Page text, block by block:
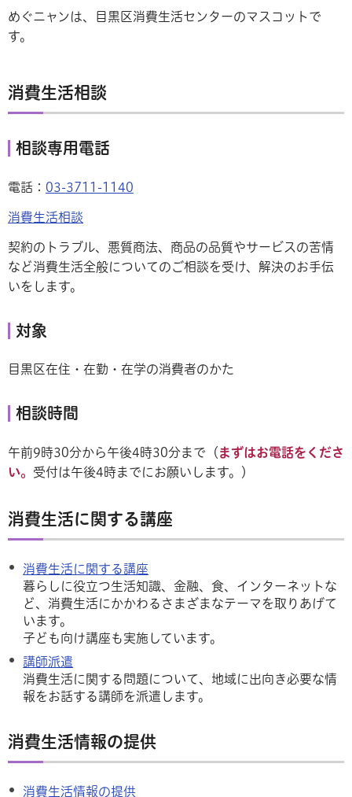
めぐニャンは、目黒区消費生活センターのマスコットで
す。
消費生活相談
相談専用電話
電話： 03-3711-1140
消費生活相談
契約のトラブル、悪質商法、商品の品質やサービスの苦情
など消費生活全般についてのご相談を受け、解決のお手伝
いをします。
対象
目黒区在住・在勤・在学の消費者のかた
相談時間
午前9時30分から午後4時30分まで（ まずはお電話をくださ
い。 受付は午後4時までにお願いします。）
消費生活に関する講座
消費生活に関する講座
暮らしに役立つ生活知識、金融、食、インターネットな
ど、消費生活にかかわるさまざまなテーマを取りあげて
います。
子ども向け講座も実施しています。
講師派遣
消費生活に関する問題について、地域に出向き必要な情
報をお話する講師を派遣します。
消費生活情報の提供
消費生活情報の提供